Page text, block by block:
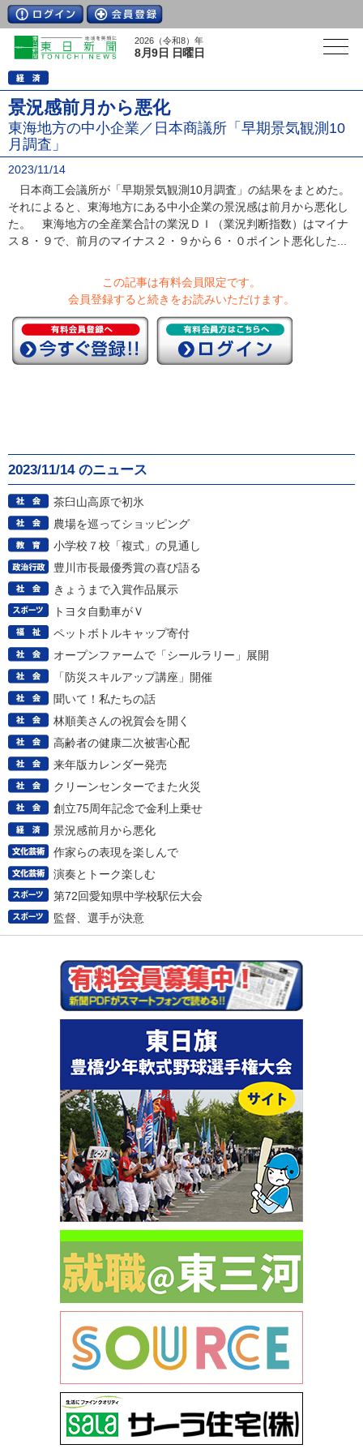
2026（令和8）年
8月9日 日曜日
景況感前月から悪化
東海地方の中小企業／日本商議所「早期景気観測10
月調査」
2023/11/14
日本商工会議所が「早期景気観測10月調査」の結果をまとめた。
それによると、東海地方にある中小企業の景況感は前月から悪化し
た。 東海地方の全産業合計の業況ＤＩ（業況判断指数）はマイナ
ス８・９で、前月のマイナス２・９から６・０ポイント悪化した...
この記事は有料会員限定です。
会員登録すると続きをお読みいただけます。
2023/11/14 のニュース
茶臼山高原で初氷
農場を巡ってショッピング
小学校７校「複式」の見通し
豊川市長最優秀賞の喜び語る
きょうまで入賞作品展示
トヨタ自動車がＶ
ペットボトルキャップ寄付
オープンファームで「シールラリー」展開
「防災スキルアップ講座」開催
聞いて！私たちの話
林順美さんの祝賀会を開く
高齢者の健康二次被害心配
来年版カレンダー発売
クリーンセンターでまた火災
創立75周年記念で金利上乗せ
景況感前月から悪化
作家らの表現を楽しんで
演奏とトーク楽しむ
第72回愛知県中学校駅伝大会
監督、選手が決意